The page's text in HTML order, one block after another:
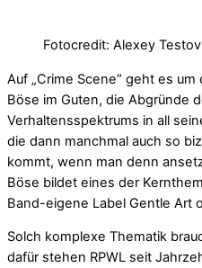
Fotocredit: Alexey Testov
Auf „Crime Scene“ geht es
Böse im Guten, die Abgründe
Verhaltensspektrums in all
die dann manchmal auch so
kommt, wenn man denn
Böse bildet eines der
Band-eigene Label Gentle Art
Solch komplexe Thematik
dafür stehen RPWL seit